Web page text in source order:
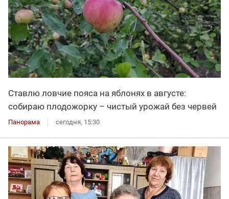
Ставлю ловчие пояса на яблонях в августе:
собираю плодожорку – чистый урожай без червей
Панорама сегодня, 15:30